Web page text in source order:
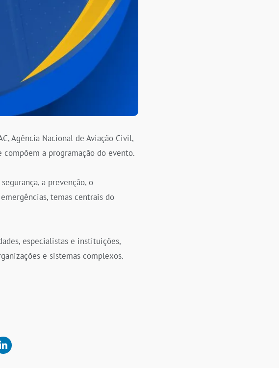
Agência Nacional de Aviação Civil,
a programação do evento.
a prevenção, o
temas centrais do
especialistas e instituições,
e sistemas complexos.